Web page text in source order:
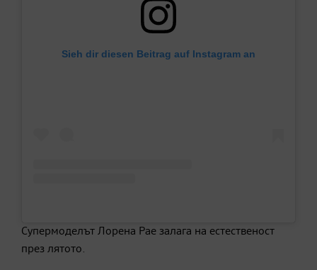
Sieh dir diesen Beitrag auf Instagram an
Супермоделът Лорена Рае залага на естественост
през лятото.